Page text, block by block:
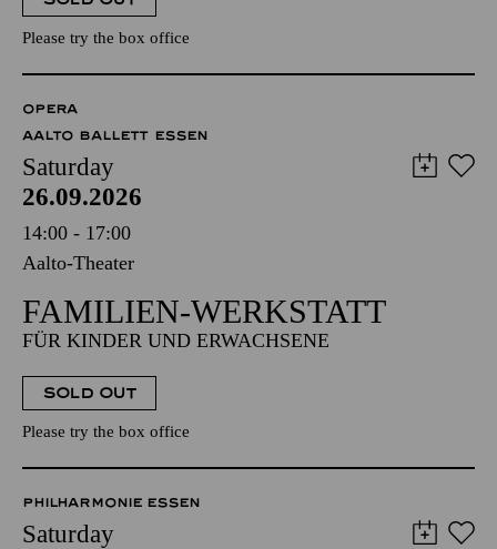
Please try the box office
OPERA
AALTO BALLETT ESSEN
Saturday
26.09.2026
14:00 - 17:00
Aalto-Theater
FAMILIEN-WERKSTATT
FÜR KINDER UND ERWACHSENE
SOLD OUT
Please try the box office
PHILHARMONIE ESSEN
Saturday